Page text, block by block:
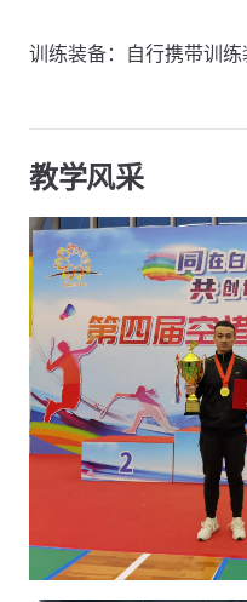
训练装备：自行携带训练
教学风采